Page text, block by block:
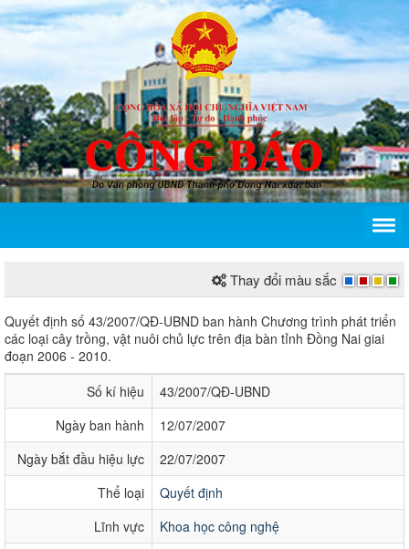
Thay đổi màu sắc
Quyết định số 43/2007/QĐ-UBND của Ủy ban nhân
Quyết định số 43/2007/QĐ-UBND ban hành Chương trình phát triển
các loại cây trồng, vật nuôi chủ lực trên địa bàn tỉnh Đồng Nai giai
đoạn 2006 - 2010.
Số kí hiệu
43/2007/QĐ-UBND
Ngày ban hành
12/07/2007
Ngày bắt đầu hiệu lực
22/07/2007
Thể loại
Quyết định
Lĩnh vực
Khoa học công nghệ